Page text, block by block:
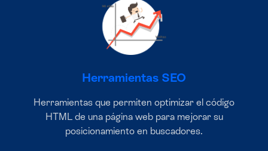
Herramientas SEO
Herramientas que permiten optimizar el código
HTML de una página web para mejorar su
posicionamiento en buscadores.